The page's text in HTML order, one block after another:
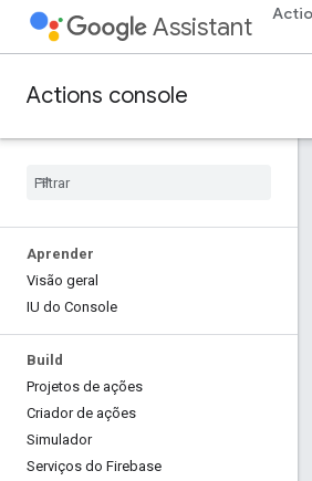
Assistant
Actions console
Aprender
Visão geral
IU do Console
Build
Projetos de ações
Criador de ações
Simulador
Serviços do Firebase